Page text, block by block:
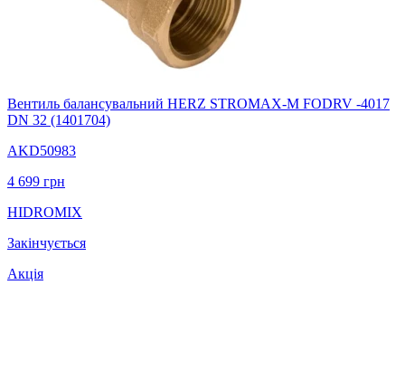
Вентиль балансувальний HERZ STROMAX-M FODRV -4017
DN 32 (1401704)
AKD50983
4 699 грн
HIDROMIX
Закінчується
Акція